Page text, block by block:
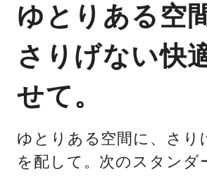
ゆとりある空
さりげない快
せて。
ゆとりある空間に、さり
を配して。次のスタンダ